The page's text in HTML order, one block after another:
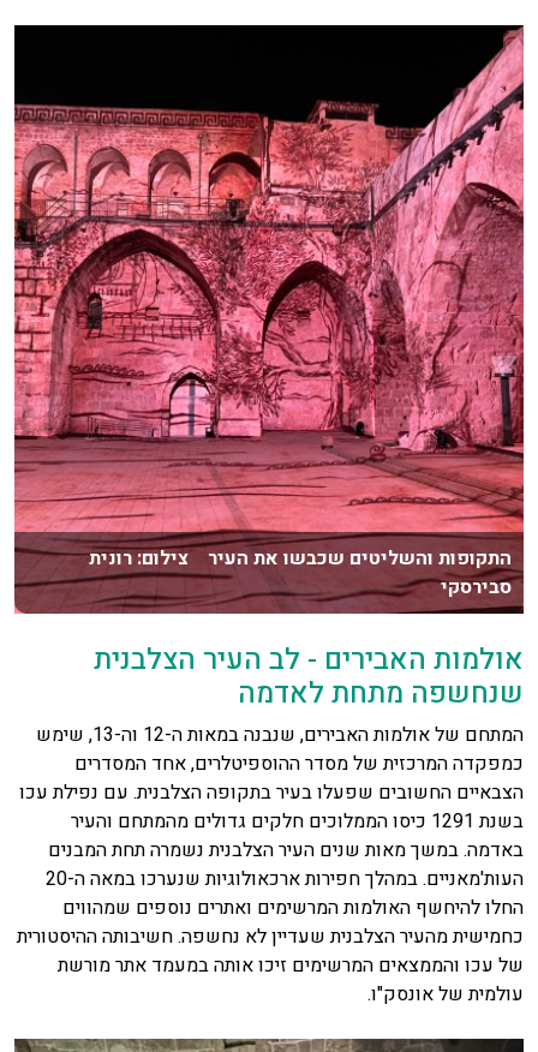
התקופות והשליטים שכבשו את העיר צילום: רונית
סבירסקי
אולמות האבירים - לב העיר הצלבנית
שנחשפה מתחת לאדמה
המתחם של אולמות האבירים, שנבנה במאות ה-12 וה-13, שימש
כמפקדה המרכזית של מסדר ההוספיטלרים, אחד המסדרים
הצבאיים החשובים שפעלו בעיר בתקופה הצלבנית. עם נפילת עכו
בשנת 1291 כיסו הממלוכים חלקים גדולים מהמתחם והעיר
באדמה. במשך מאות שנים העיר הצלבנית נשמרה תחת המבנים
העות'מאניים. במהלך חפירות ארכאולוגיות שנערכו במאה ה-20
החלו להיחשף האולמות המרשימים ואתרים נוספים שמהווים
כחמישית מהעיר הצלבנית שעדיין לא נחשפה. חשיבותה ההיסטורית
של עכו והממצאים המרשימים זיכו אותה במעמד אתר מורשת
עולמית של אונסק"ו.